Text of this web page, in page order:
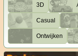
3D
Casual
Ontwijken